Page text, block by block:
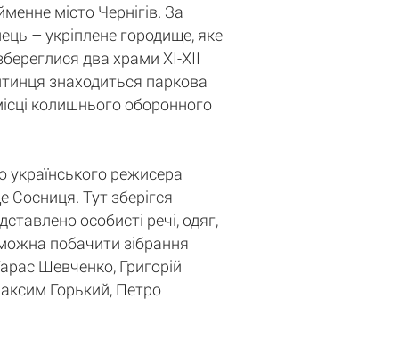
місто Чернігів. За
– укріплене городище, яке
два храми XI-XII
знаходиться паркова
колишнього оборонного
українського режисера
Тут зберігся
особисті речі, одяг,
побачити зібрання
Шевченко, Григорій
Горький, Петро